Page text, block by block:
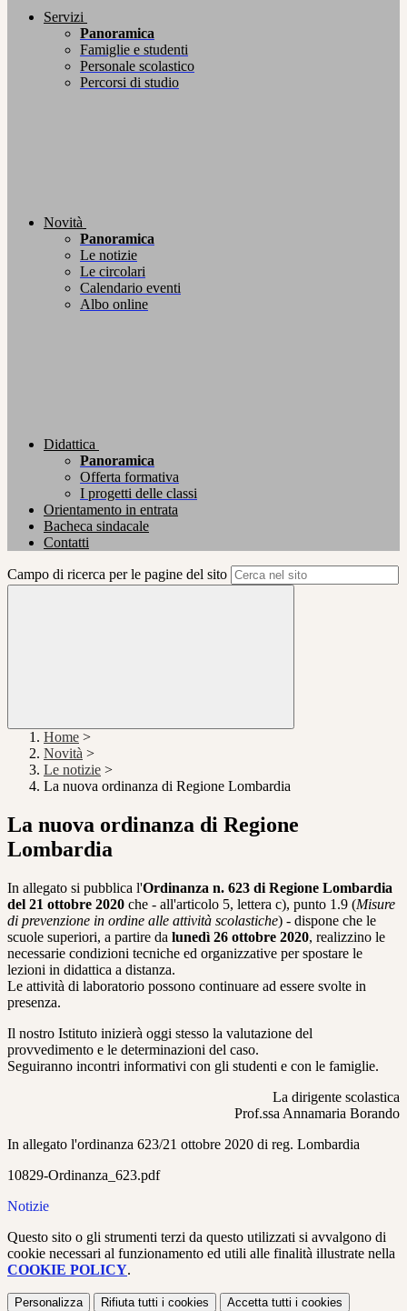
Servizi
Panoramica
Famiglie e studenti
Personale scolastico
Percorsi di studio
Novità
Panoramica
Le notizie
Le circolari
Calendario eventi
Albo online
Didattica
Panoramica
Offerta formativa
I progetti delle classi
Orientamento in entrata
Bacheca sindacale
Contatti
Campo di ricerca per le pagine del sito
Home >
Novità >
Le notizie >
La nuova ordinanza di Regione Lombardia
La nuova ordinanza di Regione
Lombardia
In allegato si pubblica l'Ordinanza n. 623 di Regione Lombardia
del 21 ottobre 2020 che - all'articolo 5, lettera c), punto 1.9 (Misure
di prevenzione in ordine alle attività scolastiche) - dispone che le
scuole superiori, a partire da lunedì 26 ottobre 2020, realizzino le
necessarie condizioni tecniche ed organizzative per spostare le
lezioni in didattica a distanza.
Le attività di laboratorio possono continuare ad essere svolte in
presenza.
Il nostro Istituto inizierà oggi stesso la valutazione del
provvedimento e le determinazioni del caso.
Seguiranno incontri informativi con gli studenti e con le famiglie.
La dirigente scolastica
Prof.ssa Annamaria Borando
In allegato l'ordinanza 623/21 ottobre 2020 di reg. Lombardia
10829-Ordinanza_623.pdf
Notizie
Questo sito o gli strumenti terzi da questo utilizzati si avvalgono di
cookie necessari al funzionamento ed utili alle finalità illustrate nella
COOKIE POLICY.
Personalizza Rifiuta tutti i cookies Accetta tutti i cookies